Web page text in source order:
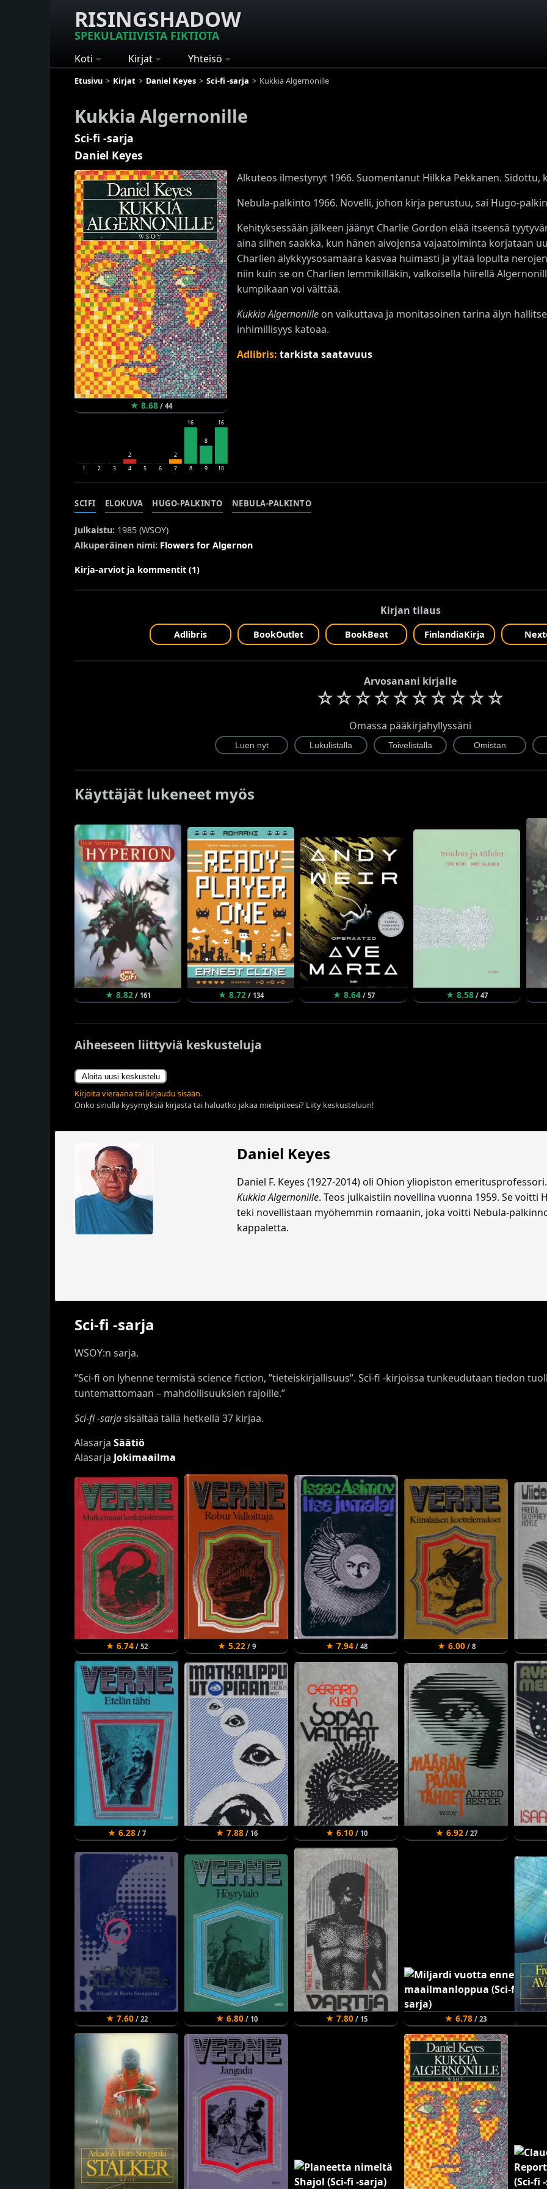
RISINGSHADOW
SPEKULATIIVISTA FIKTIOTA
Koti Kirjat Yhteisö
Etusivu Kirjat Daniel Keyes Sci-fi -sarja Kukkia Algernonille
Kukkia Algernonille
Sci-fi -sarja
Daniel Keyes
★ 8.68/ 44
1 2 3
2
4
5 6
2
7
16
8
8
9
16
10
Alkuteos ilmestynyt 1966. Suomentanut Hilkka Pekkanen. Sidottu,
Nebula-palkinto 1966. Novelli, johon kirja perustuu, sai Hugo-
Kehityksessään jälkeen jäänyt Charlie Gordon elää itseensä
aina siihen saakka, kun hänen aivojensa vajaatoiminta korjataan
Charlien älykkyysosamäärä kasvaa huimasti ja yltää lopulta
niin kuin se on Charlien lemmikilläkin, valkoisella hiirellä
kumpikaan voi välttää.
Kukkia Algernonille on vaikuttava ja monitasoinen tarina älyn
inhimillisyys katoaa.
Adlibris: tarkista saatavuus
SCIFI ELOKUVA HUGO-PALKINTO NEBULA-PALKINTO
Julkaistu: 1985 (WSOY)
Alkuperäinen nimi: Flowers for Algernon
Kirja-arviot ja kommentit (1)
Kirjan tilaus
Adlibris BookOutlet BookBeat FinlandiaKirja
Arvosanani kirjalle
☆☆☆☆☆☆☆☆☆☆
Omassa pääkirjahyllyssäni
Käyttäjät lukeneet myös
★ 8.82 / 161 ★ 8.72 / 134 ★ 8.64 / 57 ★ 8.58 / 47
Aiheeseen liittyviä keskusteluja
Aloita uusi keskustelu
Kirjoita vieraana tai kirjaudu sisään.
Onko sinulla kysymyksiä kirjasta tai haluatko jakaa mielipiteesi? Liity keskusteluun!
Daniel Keyes
Daniel F. Keyes (1927-2014) oli Ohion yliopiston
Kukkia Algernonille. Teos julkaistiin novellina vuonna 1959. Se
teki novellistaan myöhemmin romaanin, joka voitti Nebula-
kappaletta.
Sci-fi -sarja
WSOY:n sarja.
”Sci-fi on lyhenne termistä science fiction, ”tieteiskirjallisuus”. Sci-fi -kirjoissa tunkeudutaan tiedon
tuntemattomaan – mahdollisuuksien rajoille.”
Sci-fi -sarjasisältää tällä hetkellä 37 kirjaa.
Alasarja Säätiö
Alasarja Jokimaailma
★ 6.74/ 52 ★ 5.22/ 9 ★ 7.94/ 48 ★ 6.00/ 8
★ 6.28/ 7 ★ 7.88/ 16 ★ 6.10/ 10 ★ 6.92/ 27
★ 7.60/ 22 ★ 6.80/ 10 ★ 7.80/ 15 ★ 6.78/ 23